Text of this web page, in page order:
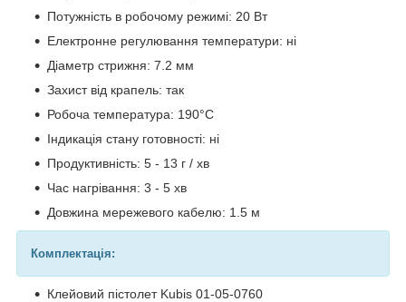
Потужність в робочому режимі: 20 Вт
Електронне регулювання температури: ні
Діаметр стрижня: 7.2 мм
Захист від крапель: так
Робоча температура: 190°С
Індикація стану готовності: ні
Продуктивність: 5 - 13 г / хв
Час нагрівання: 3 - 5 хв
Довжина мережевого кабелю: 1.5 м
Комплектація:
Клейовий пістолет Kubis 01-05-0760